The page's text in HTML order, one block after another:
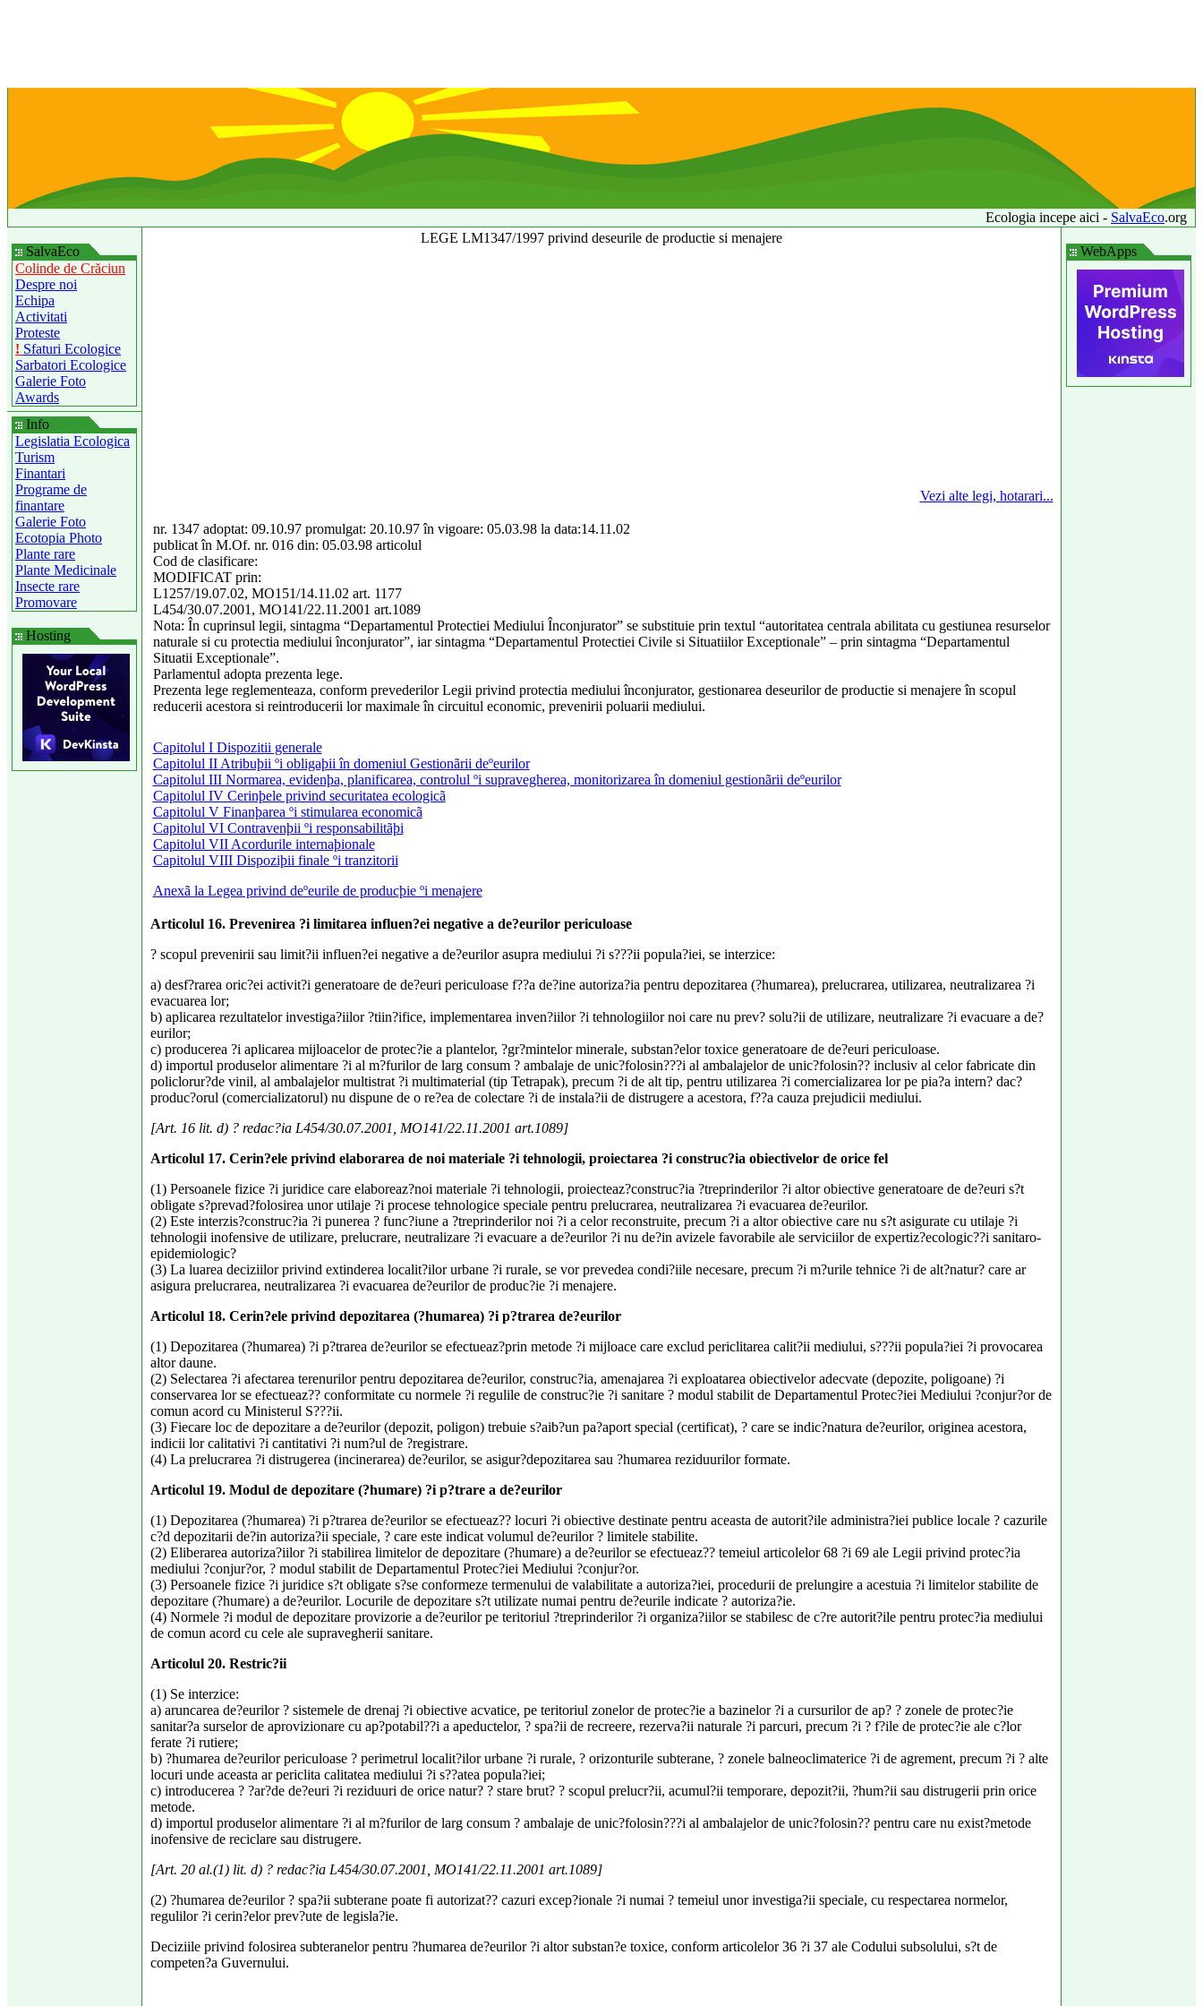
Ecologia incepe aici - SalvaEco.org
SalvaEco
Colinde de Crăciun
Despre noi
Echipa
Activitati
Proteste
! Sfaturi Ecologice
Sarbatori Ecologice
Galerie Foto
Awards
Info
Legislatia Ecologica
Turism
Finantari
Programe de
finantare
Galerie Foto
Ecotopia Photo
Plante rare
Plante Medicinale
Insecte rare
Promovare
Hosting
LEGE LM1347/1997 privind deseurile de productie si menajere
Vezi alte legi, hotarari...
nr. 1347 adoptat: 09.10.97 promulgat: 20.10.97 în vigoare: 05.03.98 la data:14.11.02
publicat în M.Of. nr. 016 din: 05.03.98 articolul
Cod de clasificare:
MODIFICAT prin:
L1257/19.07.02, MO151/14.11.02 art. 1177
L454/30.07.2001, MO141/22.11.2001 art.1089
Nota: În cuprinsul legii, sintagma “Departamentul Protectiei Mediului Înconjurator” se substituie prin textul “autoritatea centrala abilitata cu gestiunea resurselor
naturale si cu protectia mediului înconjurator”, iar sintagma “Departamentul Protectiei Civile si Situatiilor Exceptionale” – prin sintagma “Departamentul
Situatii Exceptionale”.
Parlamentul adopta prezenta lege.
Prezenta lege reglementeaza, conform prevederilor Legii privind protectia mediului înconjurator, gestionarea deseurilor de productie si menajere în scopul
reducerii acestora si reintroducerii lor maximale în circuitul economic, prevenirii poluarii mediului.
Capitolul I Dispozitii generale
Capitolul II Atribuþii ºi obligaþii în domeniul Gestionãrii deºeurilor
Capitolul III Normarea, evidenþa, planificarea, controlul ºi supravegherea, monitorizarea în domeniul gestionãrii deºeurilor
Capitolul IV Cerinþele privind securitatea ecologicã
Capitolul V Finanþarea ºi stimularea economicã
Capitolul VI Contravenþii ºi responsabilitãþi
Capitolul VII Acordurile internaþionale
Capitolul VIII Dispoziþii finale ºi tranzitorii
Anexã la Legea privind deºeurile de producþie ºi menajere
Articolul 16. Prevenirea ?i limitarea influen?ei negative a de?eurilor periculoase
? scopul prevenirii sau limit?ii influen?ei negative a de?eurilor asupra mediului ?i s???ii popula?iei, se interzice:
a) desf?rarea oric?ei activit?i generatoare de de?euri periculoase f??a de?ine autoriza?ia pentru depozitarea (?humarea), prelucrarea, utilizarea, neutralizarea ?i
evacuarea lor;
b) aplicarea rezultatelor investiga?iilor ?tiin?ifice, implementarea inven?iilor ?i tehnologiilor noi care nu prev? solu?ii de utilizare, neutralizare ?i evacuare a de?
eurilor;
c) producerea ?i aplicarea mijloacelor de protec?ie a plantelor, ?gr?mintelor minerale, substan?elor toxice generatoare de de?euri periculoase.
d) importul produselor alimentare ?i al m?furilor de larg consum ? ambalaje de unic?folosin???i al ambalajelor de unic?folosin?? inclusiv al celor fabricate din
policlorur?de vinil, al ambalajelor multistrat ?i multimaterial (tip Tetrapak), precum ?i de alt tip, pentru utilizarea ?i comercializarea lor pe pia?a intern? dac?
produc?orul (comercializatorul) nu dispune de o re?ea de colectare ?i de instala?ii de distrugere a acestora, f??a cauza prejudicii mediului.
[Art. 16 lit. d) ? redac?ia L454/30.07.2001, MO141/22.11.2001 art.1089]
Articolul 17. Cerin?ele privind elaborarea de noi materiale ?i tehnologii, proiectarea ?i construc?ia obiectivelor de orice fel
(1) Persoanele fizice ?i juridice care elaboreaz?noi materiale ?i tehnologii, proiecteaz?construc?ia ?treprinderilor ?i altor obiective generatoare de de?euri s?t
obligate s?prevad?folosirea unor utilaje ?i procese tehnologice speciale pentru prelucrarea, neutralizarea ?i evacuarea de?eurilor.
(2) Este interzis?construc?ia ?i punerea ? func?iune a ?treprinderilor noi ?i a celor reconstruite, precum ?i a altor obiective care nu s?t asigurate cu utilaje ?i
tehnologii inofensive de utilizare, prelucrare, neutralizare ?i evacuare a de?eurilor ?i nu de?in avizele favorabile ale serviciilor de expertiz?ecologic??i sanitaro-
epidemiologic?
(3) La luarea deciziilor privind extinderea localit?ilor urbane ?i rurale, se vor prevedea condi?iile necesare, precum ?i m?urile tehnice ?i de alt?natur? care ar
asigura prelucrarea, neutralizarea ?i evacuarea de?eurilor de produc?ie ?i menajere.
Articolul 18. Cerin?ele privind depozitarea (?humarea) ?i p?trarea de?eurilor
(1) Depozitarea (?humarea) ?i p?trarea de?eurilor se efectueaz?prin metode ?i mijloace care exclud periclitarea calit?ii mediului, s???ii popula?iei ?i provocarea
altor daune.
(2) Selectarea ?i afectarea terenurilor pentru depozitarea de?eurilor, construc?ia, amenajarea ?i exploatarea obiectivelor adecvate (depozite, poligoane) ?i
conservarea lor se efectueaz?? conformitate cu normele ?i regulile de construc?ie ?i sanitare ? modul stabilit de Departamentul Protec?iei Mediului ?conjur?or de
comun acord cu Ministerul S???ii.
(3) Fiecare loc de depozitare a de?eurilor (depozit, poligon) trebuie s?aib?un pa?aport special (certificat), ? care se indic?natura de?eurilor, originea acestora,
indicii lor calitativi ?i cantitativi ?i num?ul de ?registrare.
(4) La prelucrarea ?i distrugerea (incinerarea) de?eurilor, se asigur?depozitarea sau ?humarea reziduurilor formate.
Articolul 19. Modul de depozitare (?humare) ?i p?trare a de?eurilor
(1) Depozitarea (?humarea) ?i p?trarea de?eurilor se efectueaz?? locuri ?i obiective destinate pentru aceasta de autorit?ile administra?iei publice locale ? cazurile
c?d depozitarii de?in autoriza?ii speciale, ? care este indicat volumul de?eurilor ? limitele stabilite.
(2) Eliberarea autoriza?iilor ?i stabilirea limitelor de depozitare (?humare) a de?eurilor se efectueaz?? temeiul articolelor 68 ?i 69 ale Legii privind protec?ia
mediului ?conjur?or, ? modul stabilit de Departamentul Protec?iei Mediului ?conjur?or.
(3) Persoanele fizice ?i juridice s?t obligate s?se conformeze termenului de valabilitate a autoriza?iei, procedurii de prelungire a acestuia ?i limitelor stabilite de
depozitare (?humare) a de?eurilor. Locurile de depozitare s?t utilizate numai pentru de?eurile indicate ? autoriza?ie.
(4) Normele ?i modul de depozitare provizorie a de?eurilor pe teritoriul ?treprinderilor ?i organiza?iilor se stabilesc de c?re autorit?ile pentru protec?ia mediului
de comun acord cu cele ale supravegherii sanitare.
Articolul 20. Restric?ii
(1) Se interzice:
a) aruncarea de?eurilor ? sistemele de drenaj ?i obiective acvatice, pe teritoriul zonelor de protec?ie a bazinelor ?i a cursurilor de ap? ? zonele de protec?ie
sanitar?a surselor de aprovizionare cu ap?potabil??i a apeductelor, ? spa?ii de recreere, rezerva?ii naturale ?i parcuri, precum ?i ? f?ile de protec?ie ale c?lor
ferate ?i rutiere;
b) ?humarea de?eurilor periculoase ? perimetrul localit?ilor urbane ?i rurale, ? orizonturile subterane, ? zonele balneoclimaterice ?i de agrement, precum ?i ? alte
locuri unde aceasta ar periclita calitatea mediului ?i s??atea popula?iei;
c) introducerea ? ?ar?de de?euri ?i reziduuri de orice natur? ? stare brut? ? scopul prelucr?ii, acumul?ii temporare, depozit?ii, ?hum?ii sau distrugerii prin orice
metode.
d) importul produselor alimentare ?i al m?furilor de larg consum ? ambalaje de unic?folosin???i al ambalajelor de unic?folosin?? pentru care nu exist?metode
inofensive de reciclare sau distrugere.
[Art. 20 al.(1) lit. d) ? redac?ia L454/30.07.2001, MO141/22.11.2001 art.1089]
(2) ?humarea de?eurilor ? spa?ii subterane poate fi autorizat?? cazuri excep?ionale ?i numai ? temeiul unor investiga?ii speciale, cu respectarea normelor,
regulilor ?i cerin?elor prev?ute de legisla?ie.
Deciziile privind folosirea subteranelor pentru ?humarea de?eurilor ?i altor substan?e toxice, conform articolelor 36 ?i 37 ale Codului subsolului, s?t de
competen?a Guvernului.
WebApps